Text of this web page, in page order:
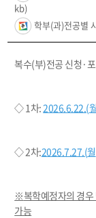
kb)
학부(과)전공별
복수(부)전공 신청 ·
◇1차:2026.6.22.(
◇ 2차:2026.7.27.(월
※복학예정자의 경우
가능